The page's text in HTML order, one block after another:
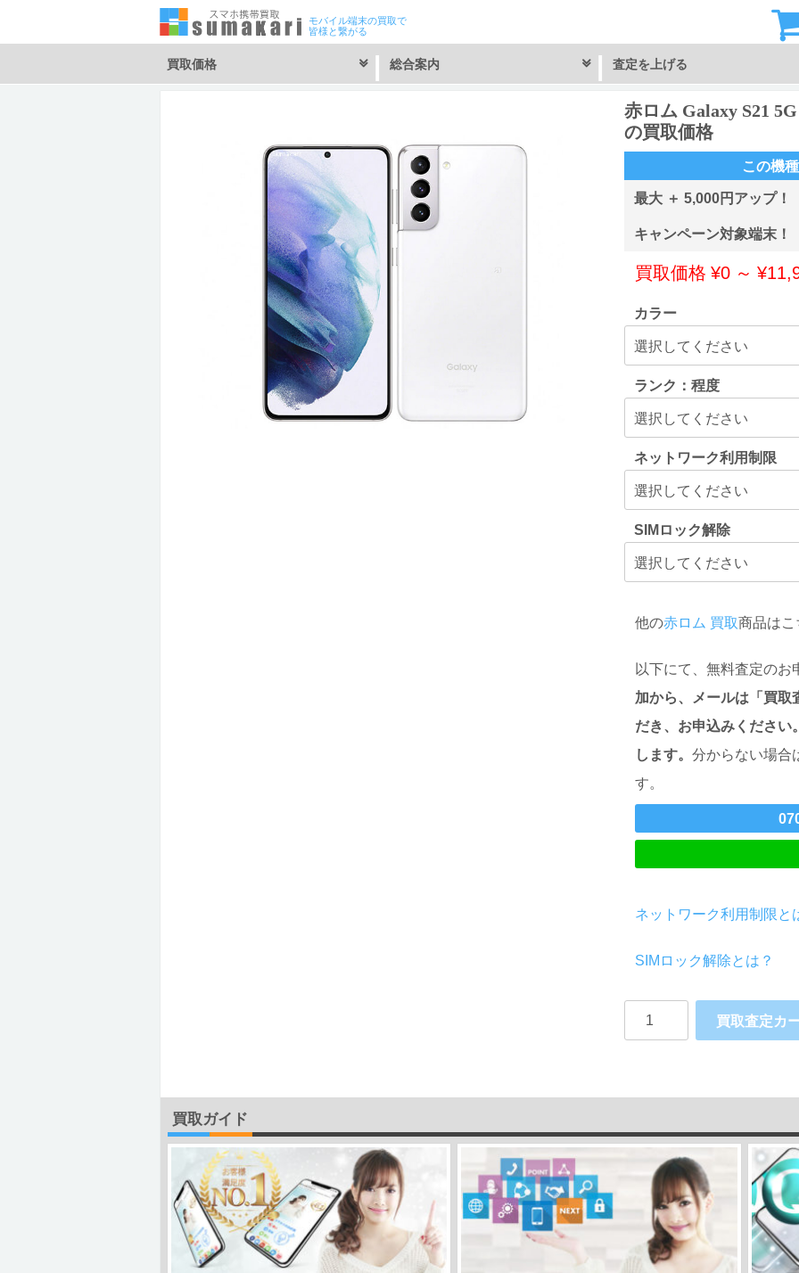
モバイル端末の買取で
皆様と繋がる
買取価格 総合案内 査定を上げる
赤ロム Galaxy S21
の買取価格
この機
最大 ＋ 5,000円アップ！
キャンペーン対象端末！
買取価格 ¥0～ ¥
カラー
ランク：程度
ネットワーク利用制限
SIMロック解除
他の赤ロム 買取商品はこ
以下にて、無料査定のお
加から、メールは「買取
だき、お申込みください
します。 分からない場合
す。
ネットワーク利用制限と
SIMロック解除とは？
ロ
Galaxy
5G SC-
SAMSUNG
docomo
買取査定カ
買取ガイド